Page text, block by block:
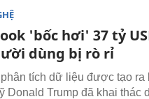
'bốc hơi' 37 tỷ
dùng bị rò rỉ
tích dữ liệu được tạo
Donald Trump đã khai thác